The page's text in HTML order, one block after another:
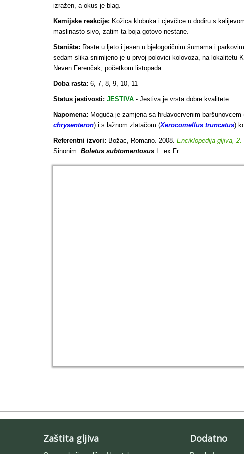
izražen, a okus je blag.
Kemijske reakcije: Kožica klobuka i cjevčice u dodiru s
maslinasto-sivo, zatim ta boja gotovo nestane.
Stanište: Raste u ljeto i jesen u bjelogoričnim šumama i
sedam slika snimljeno je u prvoj polovici kolovoza, na lokalitetu
Neven Ferenčak, početkom listopada.
Doba rasta: 6, 7, 8, 9, 10, 11
Status jestivosti: JESTIVA - Jestiva je vrsta dobre kvalitete.
Napomena: Moguća je zamjena sa hrđavocrvenim baršunovcem
chrysenteron) i s lažnom zlatačom (Xerocomellus truncatus)
Referentni izvori: Božac, Romano. 2008. Enciklopedija gljiva, 2.
Sinonim: Boletus subtomentosus L. ex Fr.
Zaštita gljiva Dodatno